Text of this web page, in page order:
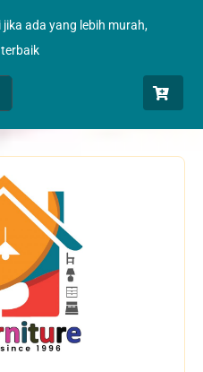
ada yang lebih murah,